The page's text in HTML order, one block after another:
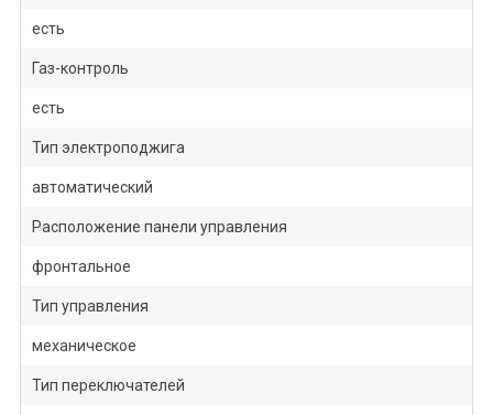
есть
Газ-контроль
есть
Тип электроподжига
автоматический
Расположение панели управления
фронтальное
Тип управления
механическое
Тип переключателей